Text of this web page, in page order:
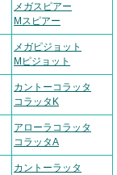
メガスピアー
Mスピアー
メガピジョット
Mピジョット
カントーコラッタ
コラッタK
アローラコラッタ
コラッタA
カントーラッタ